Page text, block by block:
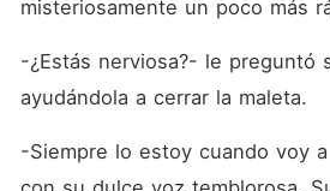
-¿Estás nerviosa?- le preguntó
ayudándola a cerrar la maleta.
-Siempre lo estoy cuando voy